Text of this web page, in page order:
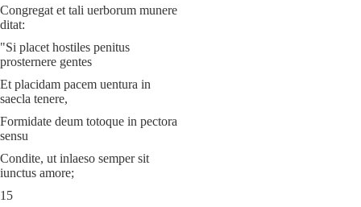
Congregat et tali uerborum munere
ditat:
"Si placet hostiles penitus
prosternere gentes
Et placidam pacem uentura in
saecla tenere,
Formidate deum totoque in pectora
sensu
Condite, ut inlaeso semper sit
iunctus amore;
15